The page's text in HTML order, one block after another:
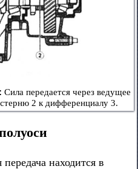
Сила передается через ведущее
2 к дифференциалу 3.
передача находится в